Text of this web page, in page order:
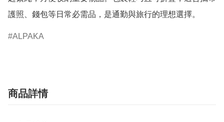
護照、錢包等日常必需品，是通勤與旅行的理想選擇。
ALPAKA
商品詳情